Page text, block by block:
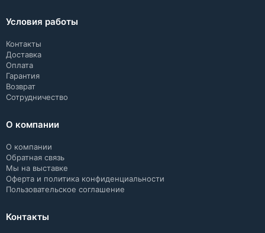
Условия работы
Контакты
Доставка
Оплата
Гарантия
Возврат
Сотрудничество
О компании
О компании
Обратная связь
Мы на выставке
Оферта и политика конфиденциальности
Пользовательское соглашение
Контакты